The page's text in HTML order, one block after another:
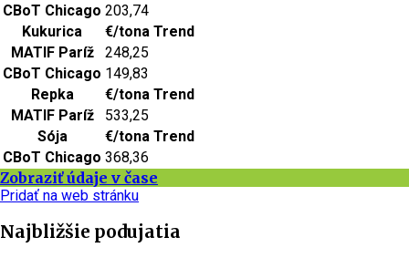
CBoT Chicago 203,74
Kukurica
€/tona Trend
MATIF Paríž
248,25
CBoT Chicago 149,83
Repka
€/tona Trend
MATIF Paríž
533,25
Sója
€/tona Trend
CBoT Chicago 368,36
Zobraziť údaje v čase
Pridať na web stránku
Najbližšie podujatia